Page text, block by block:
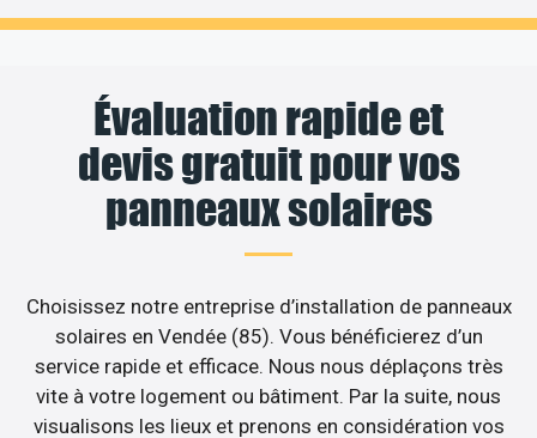
Évaluation rapide et
devis gratuit pour vos
panneaux solaires
Choisissez notre entreprise d’installation de panneaux
solaires en Vendée (85). Vous bénéficierez d’un
service rapide et efficace. Nous nous déplaçons très
vite à votre logement ou bâtiment. Par la suite, nous
visualisons les lieux et prenons en considération vos